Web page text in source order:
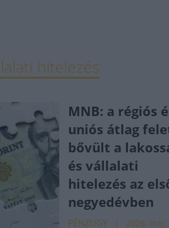
hitelezés
MNB: a régiós
uniós átlag
bővült a
és vállalati
hitelezés az
negyedévben
PÉNZÜGY 2026. máj.